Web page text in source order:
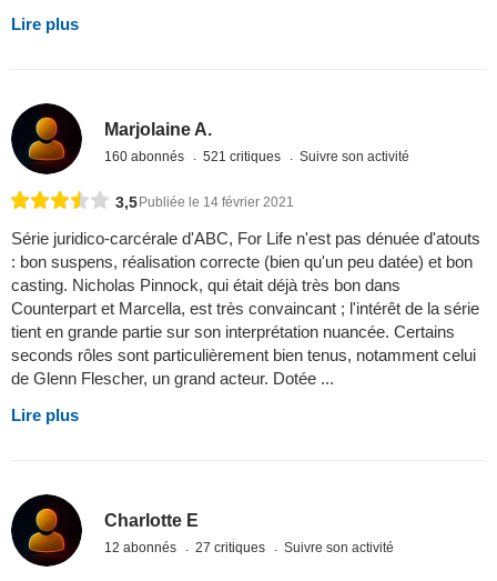
Lire plus
Marjolaine A.
160 abonnés 521 critiques Suivre son activité
3,5 Publiée le 14 février 2021
Série juridico-carcérale d'ABC, For Life n'est pas dénuée d'atouts
: bon suspens, réalisation correcte (bien qu'un peu datée) et bon
casting. Nicholas Pinnock, qui était déjà très bon dans
Counterpart et Marcella, est très convaincant ; l'intérêt de la série
tient en grande partie sur son interprétation nuancée. Certains
seconds rôles sont particulièrement bien tenus, notamment celui
de Glenn Flescher, un grand acteur. Dotée ...
Lire plus
Charlotte E
12 abonnés 27 critiques Suivre son activité